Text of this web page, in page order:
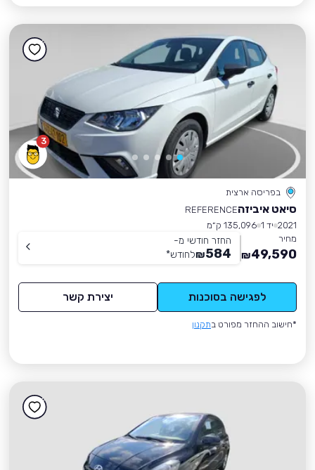
3
בפריסה ארצית
סיאט איביזהREFERENCE
2021 יד 1
135,096 ק״מ
מחיר
49,590
₪
החזר חודשי מ-
584
₪לחודש*
לפגישה בסוכנות יצירת קשר
*חישוב ההחזר מפורט בתקנון